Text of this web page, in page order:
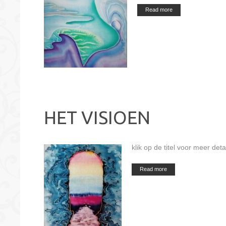
Read more
HET VISIOEN
klik op de titel voor meer
Read more